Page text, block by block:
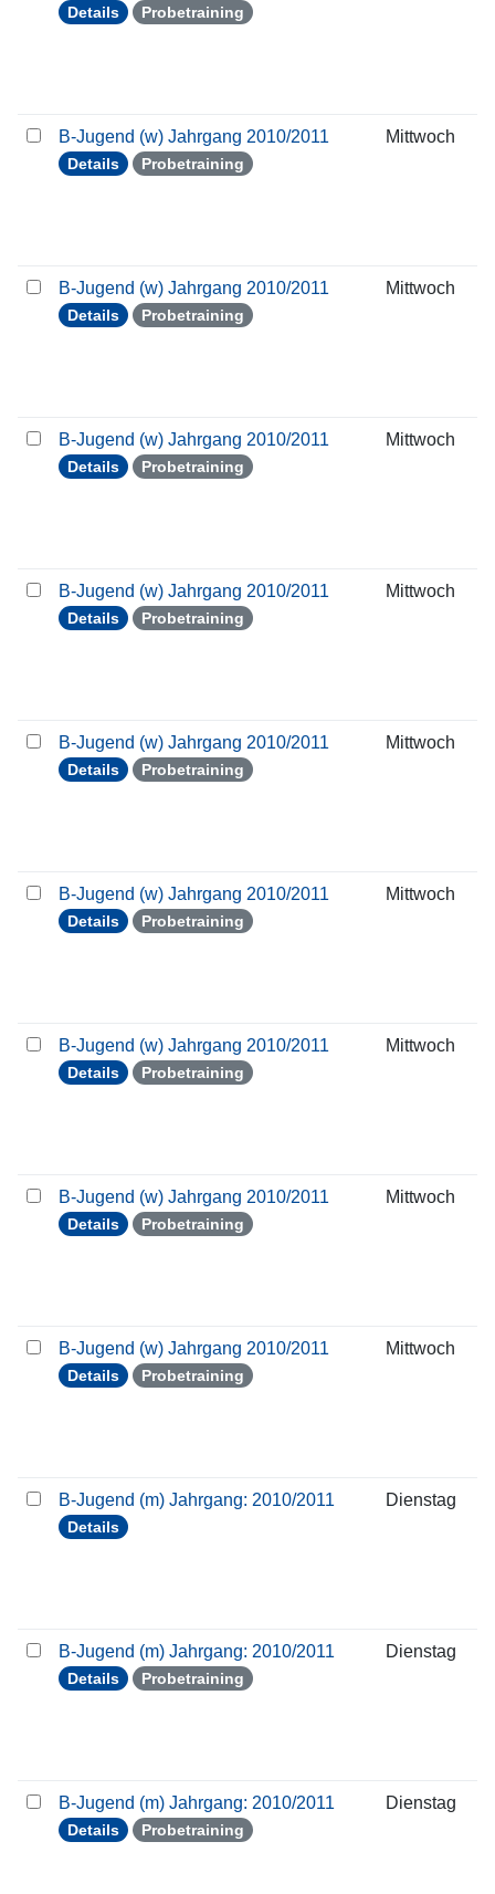
Details Probetraining
B-Jugend (w) Jahrgang 2010/2011
Details Probetraining
Mittwoch
B-Jugend (w) Jahrgang 2010/2011
Details Probetraining
Mittwoch
B-Jugend (w) Jahrgang 2010/2011
Details Probetraining
Mittwoch
B-Jugend (w) Jahrgang 2010/2011
Details Probetraining
Mittwoch
B-Jugend (w) Jahrgang 2010/2011
Details Probetraining
Mittwoch
B-Jugend (w) Jahrgang 2010/2011
Details Probetraining
Mittwoch
B-Jugend (w) Jahrgang 2010/2011
Details Probetraining
Mittwoch
B-Jugend (w) Jahrgang 2010/2011
Details Probetraining
Mittwoch
B-Jugend (w) Jahrgang 2010/2011
Details Probetraining
Mittwoch
B-Jugend (m) Jahrgang: 2010/2011
Details
Dienstag
B-Jugend (m) Jahrgang: 2010/2011
Details Probetraining
Dienstag
B-Jugend (m) Jahrgang: 2010/2011
Details Probetraining
Dienstag